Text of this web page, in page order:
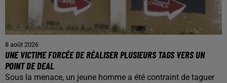
8 août 2026
UNE VICTIME FORCÉE DE RÉALISER PLUSIEURS TAGS VERS UN
POINT DE DEAL
Sous la menace, un jeune homme a été contraint de taguer